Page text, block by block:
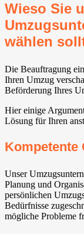
Wieso Sie
wählen
Die Beauftragung
Ihren Umzug
Beförderung Ihres
Hier einige
Lösung für Ihren
Kompetente
Unser
Planung und
persönlichen
Bedürfnisse
mögliche Probleme